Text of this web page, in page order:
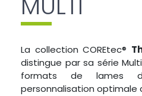
La collection COREtec®
distingue par sa série
formats de lames
personnalisation optimale